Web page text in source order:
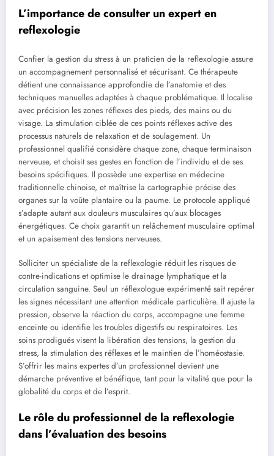
L’importance de consulter un expert en
reflexologie
Confier la gestion du stress à un praticien de la reflexologie assure
un accompagnement personnalisé et sécurisant. Ce thérapeute
détient une connaissance approfondie de l’anatomie et des
techniques manuelles adaptées à chaque problématique. Il localise
avec précision les zones réflexes des pieds, des mains ou du
visage. La stimulation ciblée de ces points réflexes active des
processus naturels de relaxation et de soulagement. Un
professionnel qualifié considère chaque zone, chaque terminaison
nerveuse, et choisit ses gestes en fonction de l’individu et de ses
besoins spécifiques. Il possède une expertise en médecine
traditionnelle chinoise, et maîtrise la cartographie précise des
organes sur la voûte plantaire ou la paume. Le protocole appliqué
s’adapte autant aux douleurs musculaires qu’aux blocages
énergétiques. Ce choix garantit un relâchement musculaire optimal
et un apaisement des tensions nerveuses.
Solliciter un spécialiste de la reflexologie réduit les risques de
contre-indications et optimise le drainage lymphatique et la
circulation sanguine. Seul un réflexologue expérimenté sait repérer
les signes nécessitant une attention médicale particulière. Il ajuste la
pression, observe la réaction du corps, accompagne une femme
enceinte ou identifie les troubles digestifs ou respiratoires. Les
soins prodigués visent la libération des tensions, la gestion du
stress, la stimulation des réflexes et le maintien de l’homéostasie.
S’offrir les mains expertes d’un professionnel devient une
démarche préventive et bénéfique, tant pour la vitalité que pour la
globalité du corps et de l’esprit.
Le rôle du professionnel de la reflexologie
dans l’évaluation des besoins